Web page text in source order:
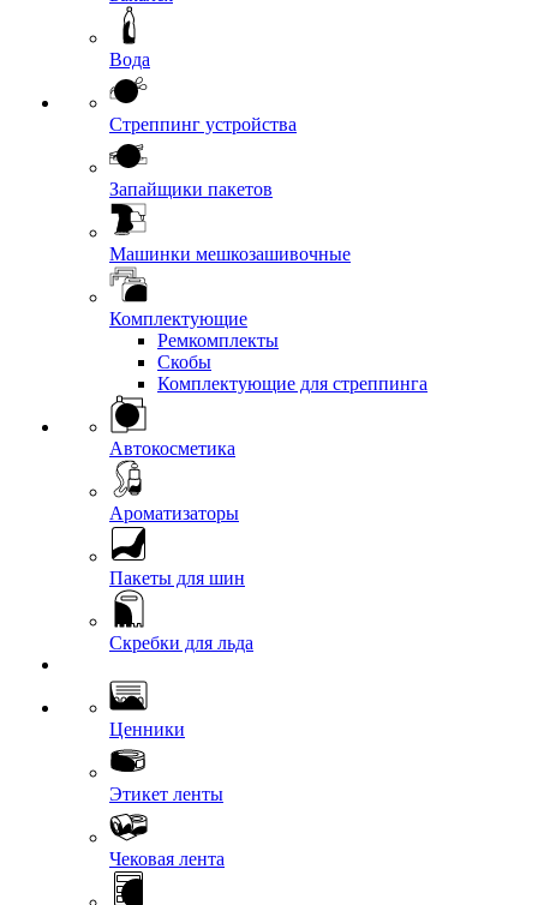
Вода
Стреппинг устройства
Запайщики пакетов
Машинки мешкозашивочные
Комплектующие
Ремкомплекты
Скобы
Комплектующие для стреппинга
Автокосметика
Ароматизаторы
Пакеты для шин
Скребки для льда
Ценники
Этикет ленты
Чековая лента